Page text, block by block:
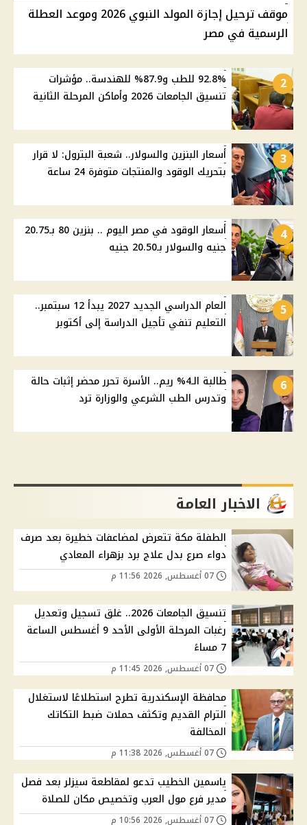
موقف ترحيل إجازة المولد النبوي 2026 وموعد العطلة
الرسمية في مصر
2
92.8% للطب و87.9% للهندسة.. مؤشرات
تنسيق الجامعات 2026 وأماكن المرحلة الثانية
3
أسعار البنزين والسولار.. شعبة البترول: لا قرار
بتحريك الوقود والمنتجات متوفرة 24 ساعة
4
أسعار الوقود في مصر اليوم .. بنزين 80 بـ20.75
جنيه والسولار بـ20.50 جنيه
5
العام الدراسي الجديد 2027 يبدأ 12 سبتمبر..
التعليم تنفي تأجيل الدراسة إلى أكتوبر
6
طالبة الـ4% ريم.. الأسرة تحرر محضر إثبات حالة
وتدرس الطب الشرعي والوزارة ترد
الاخبار العامة
الطفلة مكة تتعرض لمضاعفات خطيرة بعد صرف
دواء صرع بدل علاج برد بزهراء المعادي
تنسيق الجامعات 2026.. غلق تسجيل وتعديل
رغبات المرحلة الأولى الأحد 9 أغسطس الساعة
7 مساءً
محافظة الإسكندرية تطرح استطلاعًا لاستغلال
الترام القديم وتكثف حملات ضبط التكاتك
المخالفة
ياسمين الخطيب تدعو لمقاطعة سيزلر بعد فصل
مدير فرع مول العرب وتخصيص مكان للصلاة